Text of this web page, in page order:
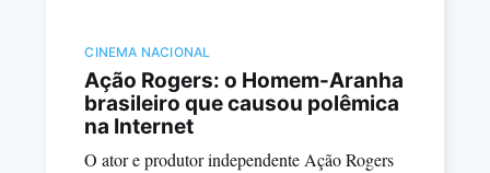
CINEMA NACIONAL
Ação Rogers: o Homem-Aranha
brasileiro que causou polêmica
na Internet
O ator e produtor independente Ação Rogers